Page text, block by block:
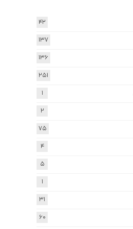
42
137
136
251
1
2
75
4
5
1
31
60